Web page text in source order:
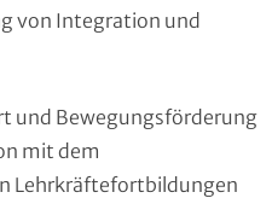
von Integration und
und Bewegungsförderung
mit dem
Lehrkräftefortbildungen